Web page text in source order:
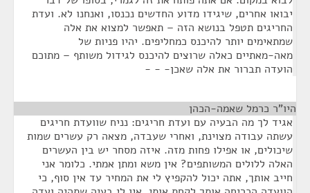
יבואו אחרים, שיגידו מדוע החדשים נכנסו, ואנחנו לא. ועדת
החריגים תטפל בנושא הזה – תאפשר למצוא את אלה
שמתאימים יותר להיכנס כמחליפים. יהיו פניות של
מאה-מאתיים כאלה שרוצים להיכנס לגידול משותף – מתוכם
הועדה תברור את אלה שאכן- - -
היו"ר כרמל שאמה-הכהן
אגיד לך מה הבעיה עם ועדת חריגים: נניח שוועדת חריגים
עשתה עבודה מצוינת, ואחרי שעבדה, מצאה רק עשרים שמות
שיכולים, או אפילו פחות מזה. איזה מסחר יש בין העשרים
האלה ללולים המשותפים? אין משא ומתן אמתי. כלומר אני
חייב אותך, אתה יכול להקפיץ לי את המחיר עד אין סוף, כי